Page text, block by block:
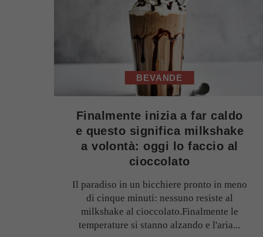
BEVANDE
Finalmente inizia a far caldo
e questo significa milkshake
a volontà: oggi lo faccio al
cioccolato
Il paradiso in un bicchiere pronto in meno
di cinque minuti: nessuno resiste al
milkshake al cioccolato.Finalmente le
temperature si stanno alzando e l'aria...